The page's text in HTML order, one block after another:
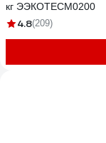
кг ЭЭКОТЕСМ0200
4.8(209)